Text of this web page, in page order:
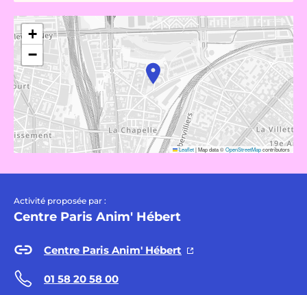
+
−
Leaflet|Map data ©OpenStreetMapcontributors
Activité proposée par :
Centre Paris Anim' Hébert
Centre Paris Anim' Hébert
01 58 20 58 00